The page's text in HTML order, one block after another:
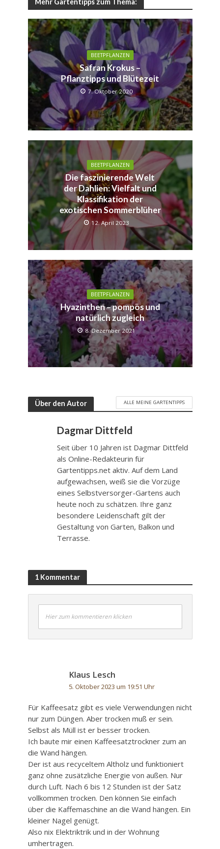
BEETPFLANZEN
Safran Krokus –
Pflanztipps und Blütezeit
7. Oktober 2020
BEETPFLANZEN
Die faszinierende Welt
der Dahlien: Vielfalt und
Klassifikation der
exotischen Sommerblüher
12. April 2023
BEETPFLANZEN
Hyazinthen – pompös und
natürlich zugleich
8. Dezember 2021
Über den Autor ALLE MEINE GARTENTIPPS
Dagmar Dittfeld
Seit über 10 Jahren ist Dagmar Dittfeld
als Online-Redakteurin für
Gartentipps.net aktiv. Auf dem Land
aufgewachsen, weiß sie die Vorzüge
eines Selbstversorger-Gartens auch
heute noch zu schätzen. Ihre ganz
besondere Leidenschaft gilt der
Gestaltung von Garten, Balkon und
Terrasse.
1 Kommentar
Hier zum kommentieren klicken
Klaus Lesch
5. Oktober 2023 um 19:51 Uhr
Für Kaffeesatz gibt es viele Verwendungen nicht
nur zum Düngen. Aber trocken muß er sein.
Selbst als Müll ist er besser trocken.
Ich baute mir einen Kaffeesatztrockner zum an
die Wand hängen.
Der ist aus recyceltem Altholz und funktioniert
ganz ohne zusätzliche Energie von außen. Nur
durch Luft. Nach 6 bis 12 Stunden ist der Satz
vollkommen trocken. Den können Sie einfach
über die Kaffemaschine an die Wand hängen. Ein
kleiner Nagel genügt.
Also nix Elektriktrik und in der Wohnung
umhertragen.